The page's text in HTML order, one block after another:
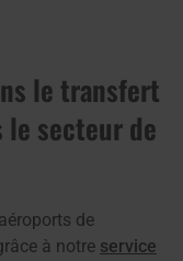
le transfert
le secteur de
de
à notre service